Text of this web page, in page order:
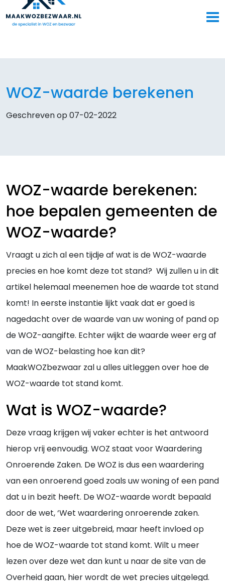
WOZ-waarde berekenen
Geschreven op 07-02-2022
WOZ-waarde berekenen:
hoe bepalen gemeenten de
WOZ-waarde?
Vraagt u zich al een tijdje af wat is de WOZ-waarde
precies en hoe komt deze tot stand? Wij zullen u in dit
artikel helemaal meenemen hoe de waarde tot stand
komt! In eerste instantie lijkt vaak dat er goed is
nagedacht over de waarde van uw woning of pand op
de WOZ-aangifte. Echter wijkt de waarde weer erg af
van de WOZ-belasting hoe kan dit?
MaakWOZbezwaar zal u alles uitleggen over hoe de
WOZ-waarde tot stand komt.
Wat is WOZ-waarde?
Deze vraag krijgen wij vaker echter is het antwoord
hierop vrij eenvoudig. WOZ staat voor Waardering
Onroerende Zaken. De WOZ is dus een waardering
van een onroerend goed zoals uw woning of een pand
dat u in bezit heeft. De WOZ-waarde wordt bepaald
door de wet, ‘Wet waardering onroerende zaken.
Deze wet is zeer uitgebreid, maar heeft invloed op
hoe de WOZ-waarde tot stand komt. Wilt u meer
lezen over deze wet dan kunt u naar de site van de
Overheid gaan, hier wordt de wet precies uitgelegd.